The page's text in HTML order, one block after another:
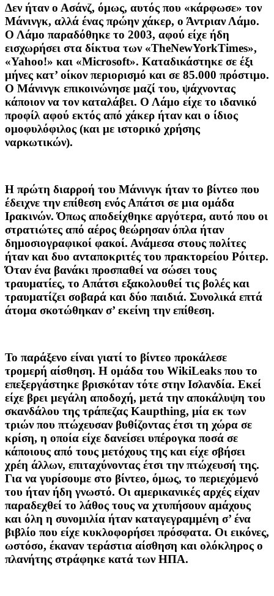
Δεν ήταν ο Ασάνζ, όμως, αυτός που «κάρφωσε» τον
Μάνινγκ, αλλά ένας πρώην χάκερ, ο Άντριαν Λάμο.
Ο Λάμο παραδόθηκε το 2003, αφού είχε ήδη
εισχωρήσει στα δίκτυα των «TheNewYorkTimes»,
«Yahoo!» και «Microsoft». Καταδικάστηκε σε έξι
μήνες κατ’ οίκον περιορισμό και σε 85.000 πρόστιμο.
Ο Μάνινγκ επικοινώνησε μαζί του, ψάχνοντας
κάποιον να τον καταλάβει. Ο Λάμο είχε το ιδανικό
προφίλ αφού εκτός από χάκερ ήταν και ο ίδιος
ομοφυλόφιλος (και με ιστορικό χρήσης
ναρκωτικών).
Η πρώτη διαρροή του Μάνινγκ ήταν το βίντεο που
έδειχνε την επίθεση ενός Απάτσι σε μια ομάδα
Ιρακινών. Όπως αποδείχθηκε αργότερα, αυτό που οι
στρατιώτες από αέρος θεώρησαν όπλα ήταν
δημοσιογραφικοί φακοί. Ανάμεσα στους πολίτες
ήταν και δυο ανταποκριτές του πρακτορείου Ρόιτερ.
Όταν ένα βανάκι προσπαθεί να σώσει τους
τραυματίες, το Απάτσι εξακολουθεί τις βολές και
τραυματίζει σοβαρά και δύο παιδιά. Συνολικά επτά
άτομα σκοτώθηκαν σ’ εκείνη την επίθεση.
Το παράξενο είναι γιατί το βίντεο προκάλεσε
τρομερή αίσθηση. Η ομάδα του WikiLeaks που το
επεξεργάστηκε βρισκόταν τότε στην Ισλανδία. Εκεί
είχε βρει μεγάλη αποδοχή, μετά την αποκάλυψη του
σκανδάλου της τράπεζας Kaupthing, μία εκ των
τριών που πτώχευσαν βυθίζοντας έτσι τη χώρα σε
κρίση, η οποία είχε δανείσει υπέρογκα ποσά σε
κάποιους από τους μετόχους της και είχε σβήσει
χρέη άλλων, επιταχύνοντας έτσι την πτώχευσή της.
Για να γυρίσουμε στο βίντεο, όμως, το περιεχόμενό
του ήταν ήδη γνωστό. Οι αμερικανικές αρχές είχαν
παραδεχθεί το λάθος τους να χτυπήσουν αμάχους
και όλη η συνομιλία ήταν καταγεγραμμένη σ’ ένα
βιβλίο που είχε κυκλοφορήσει πρόσφατα. Οι εικόνες,
ωστόσο, έκαναν τεράστια αίσθηση και ολόκληρος ο
πλανήτης στράφηκε κατά των ΗΠΑ.